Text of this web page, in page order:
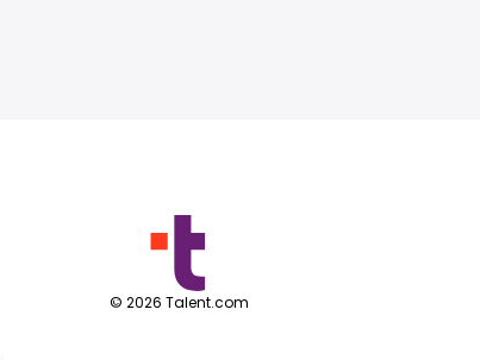
© 2026 Talent.com